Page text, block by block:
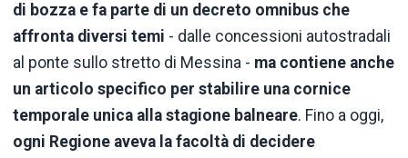
di bozza e fa parte di un decreto omnibus che
affronta diversi temi - dalle concessioni autostradali
al ponte sullo stretto di Messina - ma contiene anche
un articolo specifico per stabilire una cornice
temporale unica alla stagione balneare. Fino a oggi,
ogni Regione aveva la facoltà di decidere